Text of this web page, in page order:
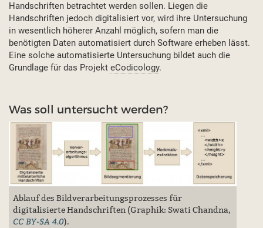
Handschriften betrachtet werden sollen. Liegen die
Handschriften jedoch digitalisiert vor, wird ihre Untersuchung
in wesentlich höherer Anzahl möglich, sofern man die
benötigten Daten automatisiert durch Software erheben lässt.
Eine solche automatisierte Untersuchung bildet auch die
Grundlage für das Projekt eCodicology.
Was soll untersucht werden?
Ablauf des Bildverarbeitungsprozesses für
digitalisierte Handschriften (Graphik: Swati Chandna,
CC BY-SA 4.0).